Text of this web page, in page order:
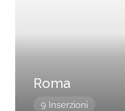
Roma
9 Inserzioni